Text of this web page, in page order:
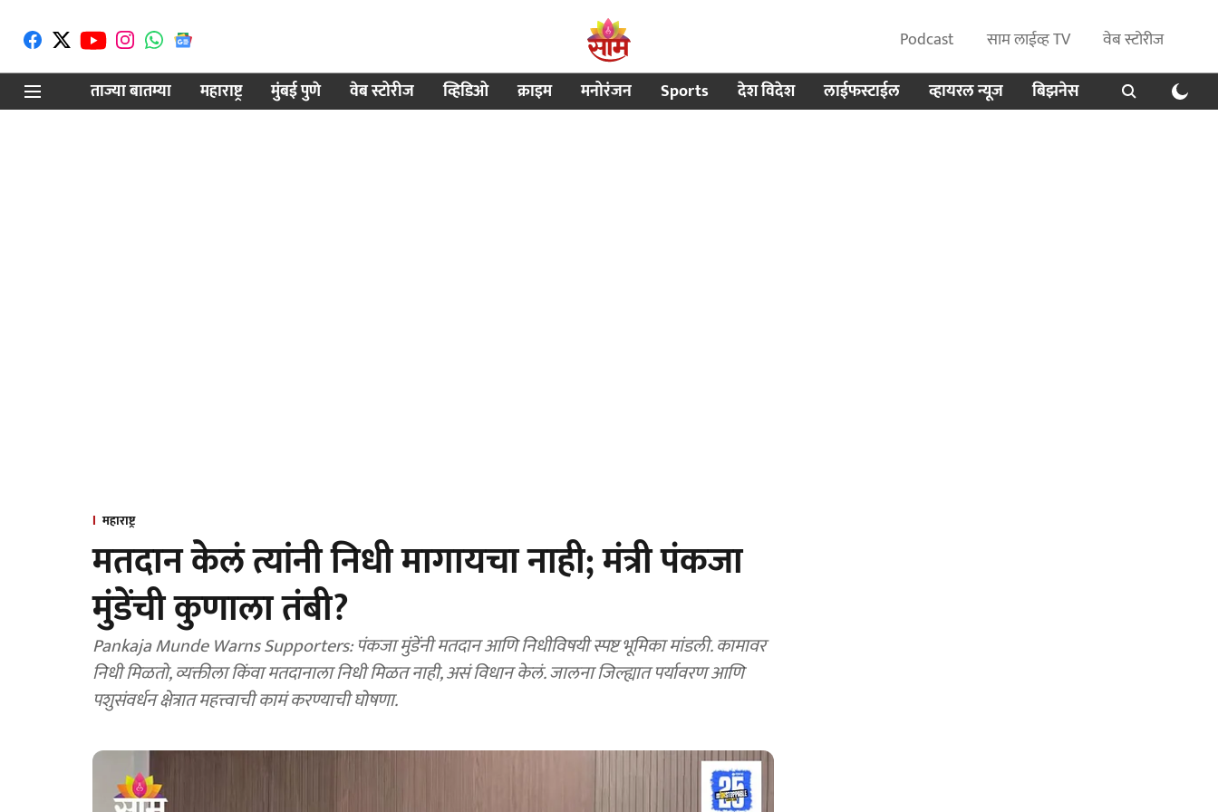
Podcast साम लाईव्ह TV
वेब स्टोरीज
ताज्या बातम्या
महाराष्ट्र मुंबई पुणे वेब स्टोरीज व्हिडिओ क्राइम मनोरंजन Sports देश विदेश लाईफस्टाईल व्हायरल न्यूज बिझनेस
महाराष्ट्र
मतदान केलं त्यांनी निधी मागायचा नाही; मंत्री पंकजा
मुंडेंची कुणाला तंबी?
Pankaja Munde Warns Supporters: पंकजा मुंडेंनी मतदान आणि निधीविषयी स्पष्ट भूमिका मांडली. कामावर
निधी मिळतो, व्यक्तीला किंवा मतदानाला निधी मिळत नाही, असं विधान केलं. जालना जिल्ह्यात पर्यावरण आणि
पशुसंवर्धन क्षेत्रात महत्त्वाची कामं करण्याची घोषणा.